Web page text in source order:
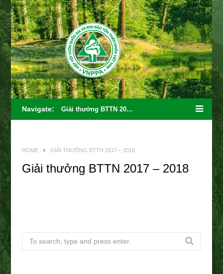
Navigate: Giải thưởng BTTN 2017 – 2018
HOME GIẢI THƯỞNG BTTN 2017 – 2018
Giải thưởng BTTN 2017 – 2018
e